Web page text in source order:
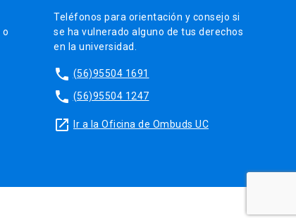
o
Teléfonos para orientación y consejo si
se ha vulnerado alguno de tus derechos
en la universidad.
phone (56)95504 1691
phone (56)95504 1247
launch Ir a la Oficina de Ombuds UC